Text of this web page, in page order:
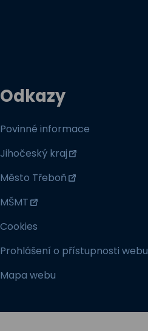
Odkazy
Povinné informace
Jihočeský kraj
Město Třeboň
MŠMT
Cookies
Prohlášení o přístupnosti webu
Mapa webu